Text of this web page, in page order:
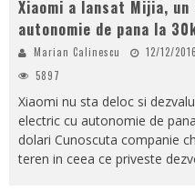
Xiaomi a lansat Mijia,
autonomie de pana la
Marian Calinescu 12/12/2016
5897
Xiaomi nu sta deloc si
electric cu autonomie de
dolari Cunoscuta companie
teren in ceea ce priveste